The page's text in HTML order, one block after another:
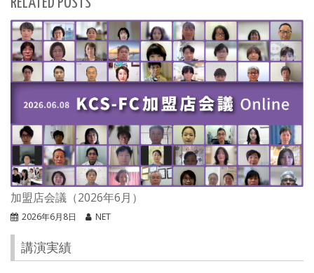
加盟店会議（2026年6月）
2026年6月8日 NET
講演実績